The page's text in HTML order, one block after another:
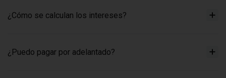
¿Cómo se calculan los intereses?
¿Puedo pagar por adelantado?